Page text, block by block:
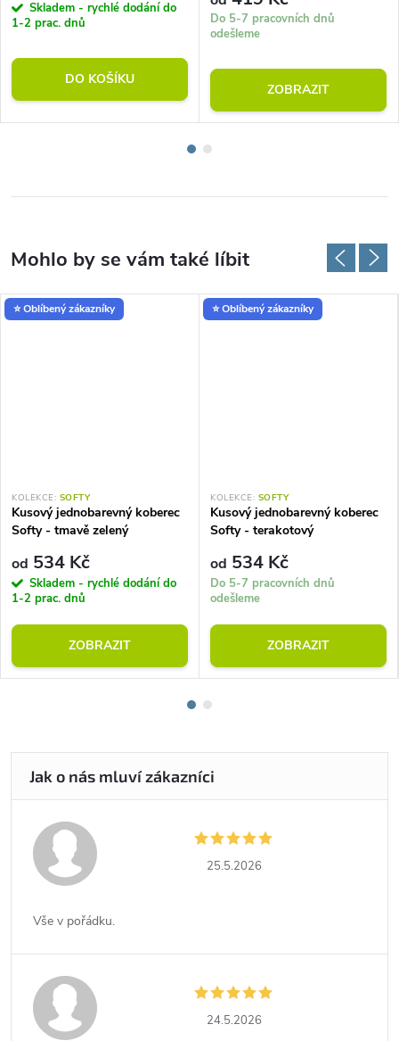
Skladem - rychlé dodání do
1-2 prac. dnů
DO KOŠÍKU
Do 5-7 pracovních dnů
odešleme
ZOBRAZIT
⭐ Oblíbený zákazníky
KOLEKCE: SOFTY
Kusový jednobarevný koberec
Softy - tmavě zelený
od 534 Kč
Skladem - rychlé dodání do
1-2 prac. dnů
ZOBRAZIT
⭐ Oblíbený zákazníky
KOLEKCE: SOFTY
Kusový jednobarevný koberec
Softy - terakotový
od 534 Kč
Do 5-7 pracovních dnů
odešleme
ZOBRAZIT
25.5.2026
Vše v pořádku.
24.5.2026